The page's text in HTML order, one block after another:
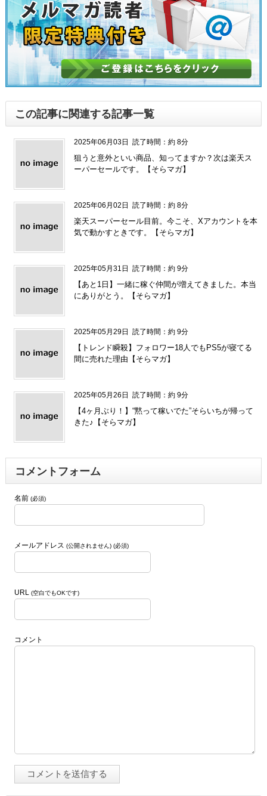
この記事に関連する記事一覧
2025年06月03日 読了時間：約 8分
狙うと意外といい商品、知ってますか？次は楽天ス
ーパーセールです。【そらマガ】
2025年06月02日 読了時間：約 8分
楽天スーパーセール目前。今こそ、Xアカウントを本
気で動かすときです。【そらマガ】
2025年05月31日 読了時間：約 9分
【あと1日】一緒に稼ぐ仲間が増えてきました。本当
にありがとう。【そらマガ】
2025年05月29日 読了時間：約 9分
【トレンド瞬殺】フォロワー18人でもPS5が寝てる
間に売れた理由【そらマガ】
2025年05月26日 読了時間：約 9分
【4ヶ月ぶり！】“黙って稼いでた”そらいちが帰って
きた♪【そらマガ】
コメントフォーム
名前 (必須)
メールアドレス (公開されません) (必須)
URL (空白でもOKです)
コメント